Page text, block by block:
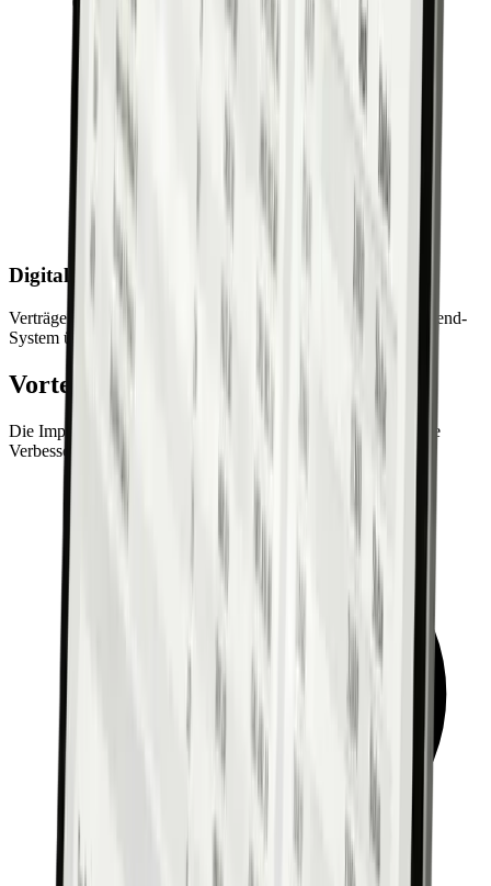
Digitale Vertragserfassung
Verträge werden vor Ort digital erfasst und sofort an das Backend-
System übertragen – kein Papier, keine Verzögerung.
Vorteile für Ihren Vertrieb
Die Implementierung von JAMES® 4SALES bringt messbare
Verbesserungen für Ihr Vertriebsteam: